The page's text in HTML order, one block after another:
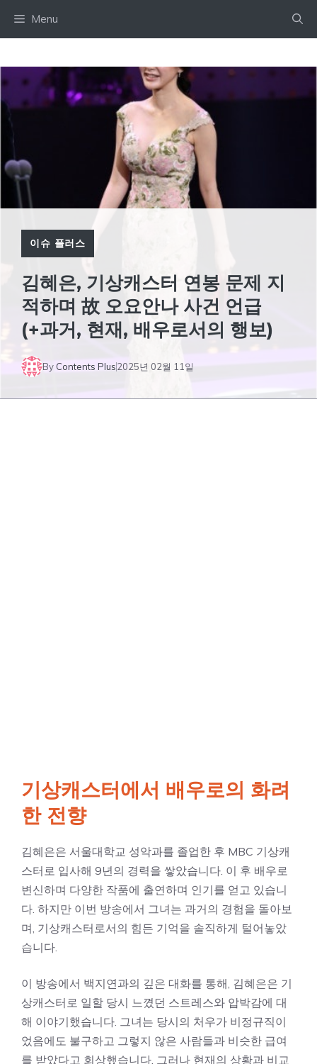
Menu
이슈 플러스
김혜은, 기상캐스터 연봉 문제 지
적하며 故 오요안나 사건 언급
(+과거, 현재, 배우로서의 행보)
By Contents Plus2025년 02월 11일
기상캐스터에서 배우로의 화려
한 전향
김혜은은 서울대학교 성악과를 졸업한 후 MBC 기상캐
스터로 입사해 9년의 경력을 쌓았습니다. 이 후 배우로
변신하며 다양한 작품에 출연하며 인기를 얻고 있습니
다. 하지만 이번 방송에서 그녀는 과거의 경험을 돌아보
며, 기상캐스터로서의 힘든 기억을 솔직하게 털어놓았
습니다.
이 방송에서 백지연과의 깊은 대화를 통해, 김혜은은 기
상캐스터로 일할 당시 느꼈던 스트레스와 압박감에 대
해 이야기했습니다. 그녀는 당시의 처우가 비정규직이
었음에도 불구하고 그렇지 않은 사람들과 비슷한 급여
를 받았다고 회상했습니다. 그러나 현재의 상황과 비교